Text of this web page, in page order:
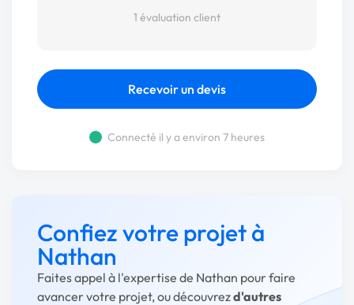
1 évaluation client
Recevoir un devis
Connecté il y a environ 7 heures
Confiez votre projet à
Nathan
Faites appel à l'expertise de Nathan pour faire
avancer votre projet, ou découvrezd'autres